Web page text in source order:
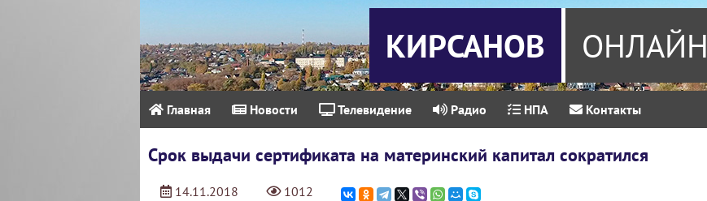
КИРСАНОВ ОНЛАЙН
Главная Новости Телевидение Радио НПА Контакты
Срок выдачи сертификата на материнский капитал сократился
14.11.2018 1012